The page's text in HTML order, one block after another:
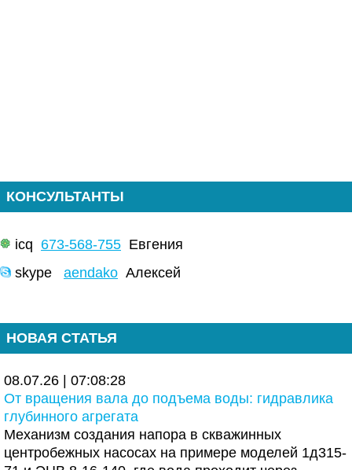
КОНСУЛЬТАНТЫ
icq 673-568-755 Евгения
skype aendako Алексей
НОВАЯ СТАТЬЯ
08.07.26 | 07:08:28
От вращения вала до подъема воды: гидравлика
глубинного агрегата
Механизм создания напора в скважинных
центробежных насосах на примере моделей 1д315-